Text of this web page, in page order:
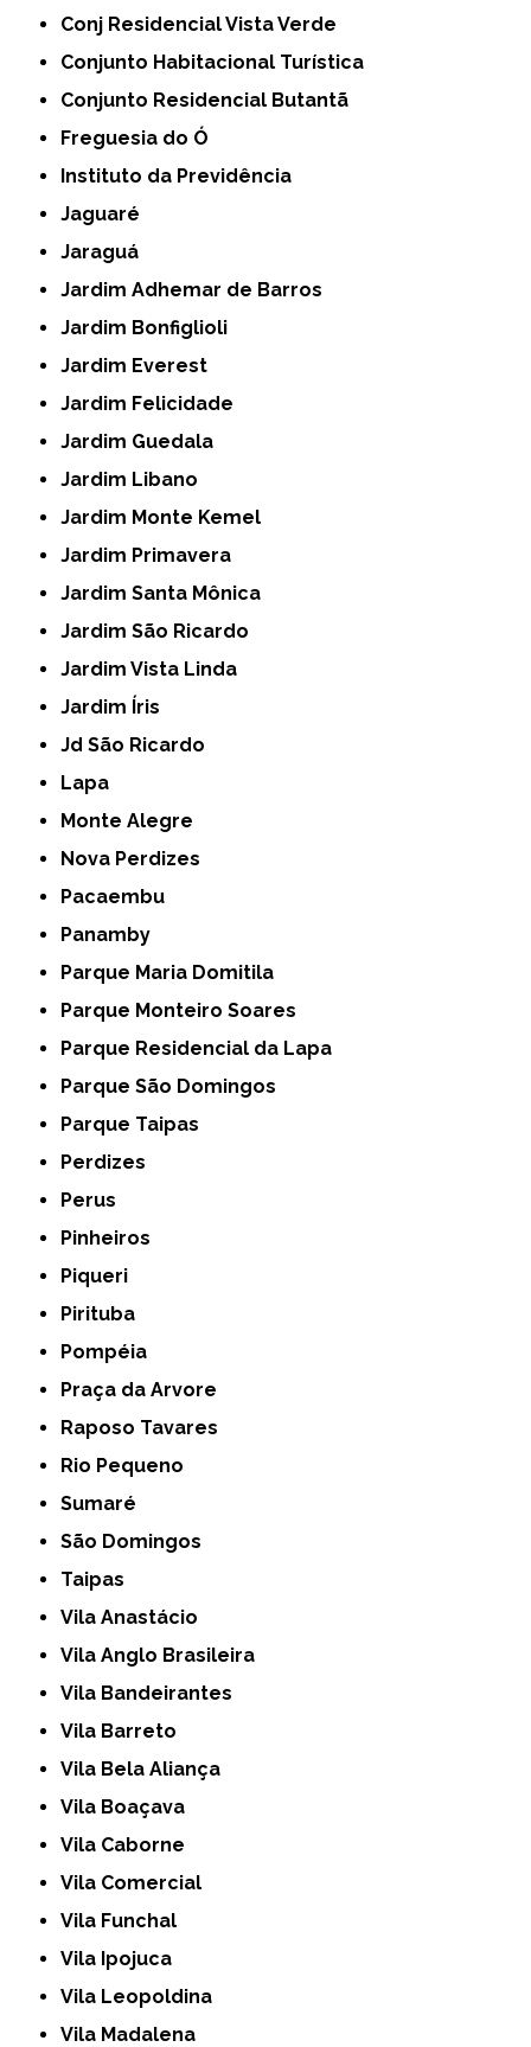
Conj Residencial Vista Verde
Conjunto Habitacional Turística
Conjunto Residencial Butantã
Freguesia do Ó
Instituto da Previdência
Jaguaré
Jaraguá
Jardim Adhemar de Barros
Jardim Bonfiglioli
Jardim Everest
Jardim Felicidade
Jardim Guedala
Jardim Libano
Jardim Monte Kemel
Jardim Primavera
Jardim Santa Mônica
Jardim São Ricardo
Jardim Vista Linda
Jardim Íris
Jd São Ricardo
Lapa
Monte Alegre
Nova Perdizes
Pacaembu
Panamby
Parque Maria Domitila
Parque Monteiro Soares
Parque Residencial da Lapa
Parque São Domingos
Parque Taipas
Perdizes
Perus
Pinheiros
Piqueri
Pirituba
Pompéia
Praça da Arvore
Raposo Tavares
Rio Pequeno
Sumaré
São Domingos
Taipas
Vila Anastácio
Vila Anglo Brasileira
Vila Bandeirantes
Vila Barreto
Vila Bela Aliança
Vila Boaçava
Vila Caborne
Vila Comercial
Vila Funchal
Vila Ipojuca
Vila Leopoldina
Vila Madalena